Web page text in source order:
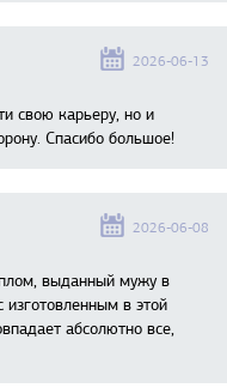
2026-06-13
свою карьеру, но и
Спасибо большое!
2026-06-08
выданный мужу в
в этой
абсолютно все,